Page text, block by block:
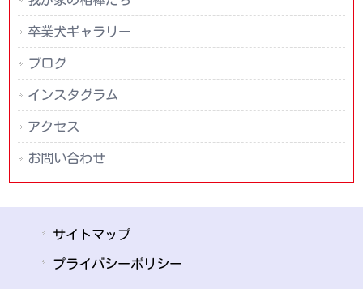
卒業犬ギャラリー
ブログ
インスタグラム
アクセス
お問い合わせ
サイトマップ
プライバシーポリシー